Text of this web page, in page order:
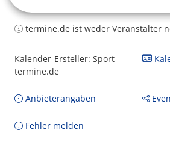
termine.de ist weder Veranstalter
Kalender-Ersteller: Sport
termine.de
Anbieterangaben
Fehler melden